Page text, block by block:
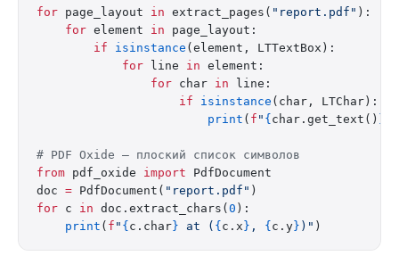
for page_layout in extract_pages( "report.pdf" ):
    for
element in page_layout:
        if
isinstance (element, LTTextBox):
            for
line in element:
                for
char in line:
                    if
isinstance (char, LTChar):
                        print
( f " { char.get_text()
# PDF Oxide — плоский список символов
from pdf_oxide import PdfDocument
doc = PdfDocument( "report.pdf" )
for c in doc.extract_chars( 0 ):
    print
( f " { c.char} at ( { c.x } , { c.y} )" )